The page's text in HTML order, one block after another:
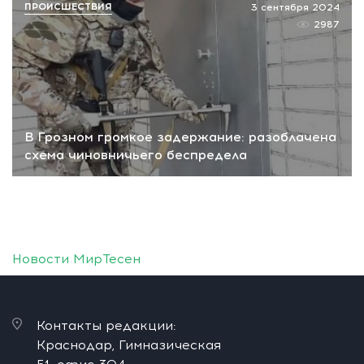
В Грозном громкое задержание: разоблачена
схема чиновничьего беспредела
3 сентября 2024
2987
ПРОИСШЕСТВИЯ
Новости МирТесен
Контакты редакции:
Краснодар, Гимназическая